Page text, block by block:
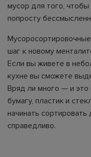
мусор для того,
попросту
шаг к новому
Если вы живете в
кухне вы сможете
Вряд ли много — и это
бумагу, пластик и
начинать
справедливо.